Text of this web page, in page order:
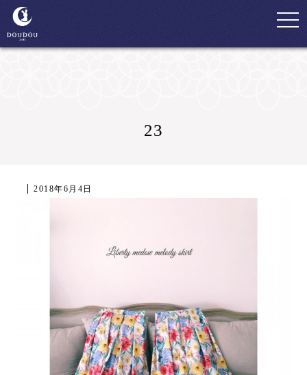
23
2018年6月4日